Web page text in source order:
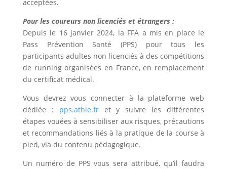
acceptées.
Pour les coureurs non licenciés et étrangers :
Depuis le 16 janvier 2024, la FFA a mis en place le
Pass Prévention Santé (PPS) pour tous les
participants adultes non licenciés à des compétitions
de running organisées en France, en remplacement
du certificat médical.
Vous devrez vous connecter à la plateforme web
dédiée : pps.athle.fret y suivre les différentes
étapes vouées à sensibiliser aux risques, précautions
et recommandations liés à la pratique de la course à
pied, via du contenu pédagogique.
Un numéro de PPS vous sera attribué, qu’il faudra